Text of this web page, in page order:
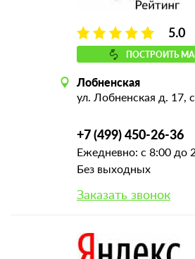
5.0
ПОСТРОИТЬ
Лобненская
ул. Лобненская д. 17,
+7 (499) 450-26-36
Ежедневно: с 8:00 до
Без выходных
Заказать звонок